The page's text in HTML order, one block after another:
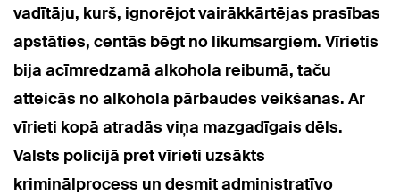
vadītāju, kurš, ignorējot vairākkārtējas prasības
apstāties, centās bēgt no likumsargiem. Vīrietis
bija acīmredzamā alkohola reibumā, taču
atteicās no alkohola pārbaudes veikšanas. Ar
vīrieti kopā atradās viņa mazgadīgais dēls.
Valsts policijā pret vīrieti uzsākts
kriminālprocess un desmit administratīvo